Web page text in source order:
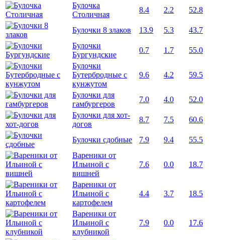
Булочка
Столичная
8.4 2.2 52.8
Булочки 8 злаков 13.9 5.3
43.7
Булочки
Бургундские
0.7 1.7
55.0
Булочки
Бутербродные с
кунжутом
9.6 4.2 59.5
Булочки для
гамбургеров
7.0 4.0
52.0
Булочки для хот-
догов
8.7 7.5 60.6
Булочки сдобные 7.9 9.4
55.5
Вареники от
Ильиной с
вишней
7.6 0.0 18.7
Вареники от
Ильиной с
картофелем
4.4 3.7 18.5
Вареники от
Ильиной с
клубникой
7.9 0.0 17.6